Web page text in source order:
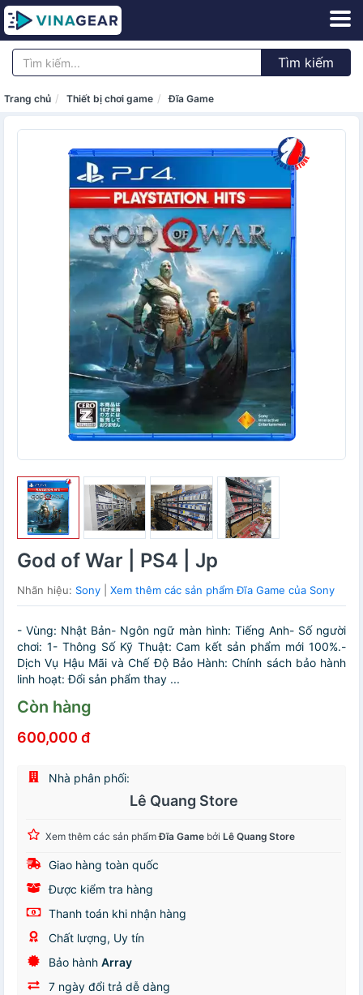
Tìm kiếm
Trang chủ Thiết bị chơi game Đĩa Game
God of War | PS4 | Jp
Nhãn hiệu: Sony Xem thêm các sản phẩm Đĩa Game của Sony
- Vùng: Nhật Bản- Ngôn ngữ màn hình: Tiếng Anh- Số người
chơi: 1- Thông Số Kỹ Thuật: Cam kết sản phẩm mới 100%.-
Dịch Vụ Hậu Mãi và Chế Độ Bảo Hành: Chính sách bảo hành
linh hoạt: Đổi sản phẩm thay ...
Còn hàng
600,000 đ
Nhà phân phối:
Lê Quang Store
Xem thêm các sản phẩmĐĩa Game bởi Lê Quang Store
Giao hàng toàn quốc
Được kiểm tra hàng
Thanh toán khi nhận hàng
Chất lượng, Uy tín
Bảo hành Array
7 ngày đổi trả dễ dàng